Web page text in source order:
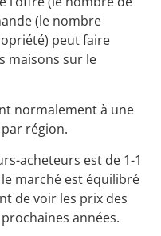
(le nombre
peut faire
maisons sur le
normalement à une
région.
acheteurs est de 1-1
marché est équilibré
de voir les prix des
années.